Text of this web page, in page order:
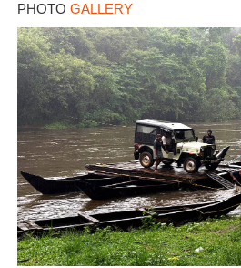
PHOTO GALLERY